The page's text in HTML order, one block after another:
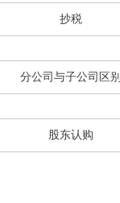
抄税
分公司与子公司区别
股东认购